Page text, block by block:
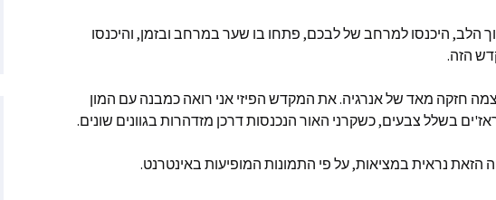
נעמה עציץ
ד״ר מריה האטני
הלב, היכנסו למרחב של לבכם, פתחו בו שער במרחב ובזמן, והיכנסו
הזה.
חזקה מאד של אנרגיה. את המקדש הפיזי אני רואה כמבנה עם המון
בשלל צבעים, כשקרני האור הנכנסות דרכן מזדהרות בגוונים שונים.
הזאת נראית במציאות, על פי התמונות המופיעות באינטרנט.